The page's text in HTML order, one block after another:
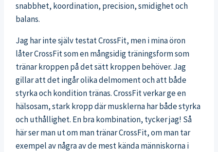
snabbhet, koordination, precision, smidighet och
balans.
Jag har inte själv testat CrossFit, men i mina öron
låter CrossFit som en mångsidig träningsform som
tränar kroppen på det sätt kroppen behöver. Jag
gillar att det ingår olika delmoment och att både
styrka och kondition tränas. CrossFit verkar ge en
hälsosam, stark kropp där musklerna har både styrka
och uthållighet. En bra kombination, tycker jag! Så
här ser man ut om man tränar CrossFit, om man tar
exempel av några av de mest kända människorna i